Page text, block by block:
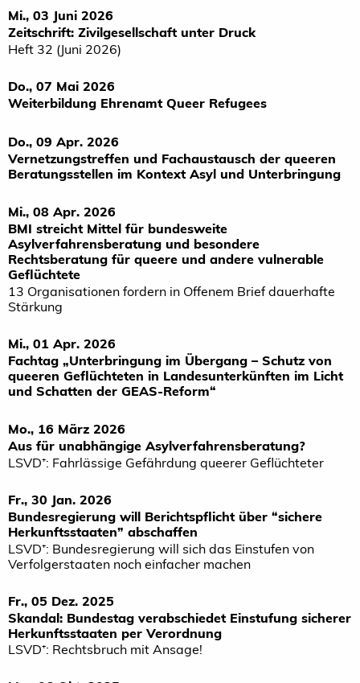
Mi., 03 Juni 2026
Zeitschrift: Zivilgesellschaft unter Druck
Heft 32 (Juni 2026)
Do., 07 Mai 2026
Weiterbildung Ehrenamt Queer Refugees
Do., 09 Apr. 2026
Vernetzungstreffen und Fachaustausch der queeren
Beratungsstellen im Kontext Asyl und Unterbringung
Mi., 08 Apr. 2026
BMI streicht Mittel für bundesweite
Asylverfahrensberatung und besondere
Rechtsberatung für queere und andere vulnerable
Geflüchtete
13 Organisationen fordern in Offenem Brief dauerhafte
Stärkung
Mi., 01 Apr. 2026
Fachtag „Unterbringung im Übergang – Schutz von
queeren Geflüchteten in Landesunterkünften im Licht
und Schatten der GEAS-Reform“
Mo., 16 März 2026
Aus für unabhängige Asylverfahrensberatung?
LSVD⁺: Fahrlässige Gefährdung queerer Geflüchteter
Fr., 30 Jan. 2026
Bundesregierung will Berichtspflicht über “sichere
Herkunftsstaaten” abschaffen
LSVD⁺: Bundesregierung will sich das Einstufen von
Verfolgerstaaten noch einfacher machen
Fr., 05 Dez. 2025
Skandal: Bundestag verabschiedet Einstufung sicherer
Herkunftsstaaten per Verordnung
LSVD⁺: Rechtsbruch mit Ansage!